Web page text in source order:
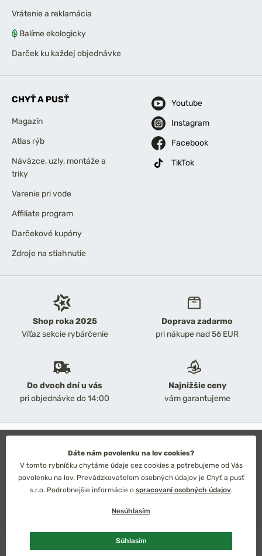
158,36 €
Shop roka 2025
Víťaz sekcie rybárčenie
Doprava zadarmo
pri nákupe nad 56 EUR
Do dvoch dní u vás
pri objednávke do 14:00
Najnižšie ceny
vám garantujeme
Vrátenie a reklamácia
Balíme ekologicky
Darček ku každej objednávke
CHYŤ A PUSŤ
Magazín
Atlas rýb
Náväzce, uzly, montáže a
triky
Varenie pri vode
Affiliate program
Darčekové kupóny
Zdroje na stiahnutie
Youtube
Instagram
Facebook
TikTok
Obchodné podmienky
Ochrana osobných údajov
Technické riešenie: Simplia s.r.o.
Strategický dizajn: Petr Široký
Dáte nám povolenku na lov cookies?
V tomto rybníčku chytáme údaje cez cookies a potrebujeme od Vás
povolenku na lov. Prevádzkovateľom osobných údajov je Chyť a pusť
s.r.o. Podrobnejšie informácie o spracovaní osobných údajov.
Nesúhlasím
Súhlasím